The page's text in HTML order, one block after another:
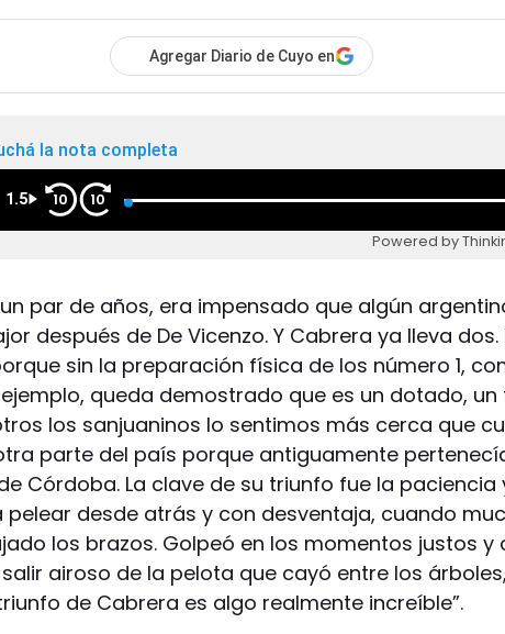
Agregar Diario de Cuyo en
la nota completa
1.5 10 10
Powered by
par de años, era impensado que algún
después de De Vicenzo. Y Cabrera ya lleva dos.
sin la preparación física de los número 1,
queda demostrado que es un dotado, un
los sanjuaninos lo sentimos más cerca que
parte del país porque antiguamente
Córdoba. La clave de su triunfo fue la paciencia
pelear desde atrás y con desventaja, cuando
los brazos. Golpeó en los momentos justos y
airoso de la pelota que cayó entre los
de Cabrera es algo realmente increíble”.